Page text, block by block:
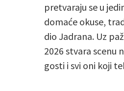
pretvaraju se u
domaće okuse,
dio Jadrana. Uz
2026 stvara scenu
gosti i svi oni koji